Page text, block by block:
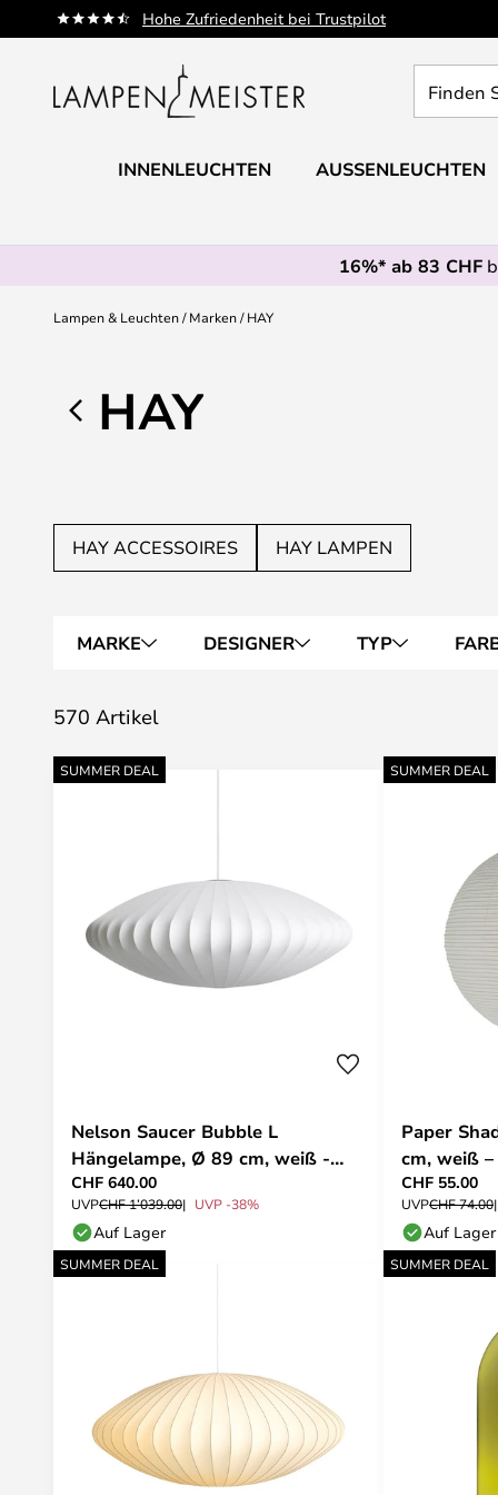
Hohe Zufriedenheit bei Trustpilot
Zum
Inhalt
Sie
Leuchte...
INNENLEUCHTEN AUSSENLEUCHTEN
16%* ab 83 CHF
Lampen & Leuchten Marken HAY
HAY
HAY ACCESSOIRES HAY LAMPEN
MARKE DESIGNER TYP
570 Artikel
SUMMER DEAL
Nelson Saucer Bubble L
Hängelampe, Ø 89 cm, weiß -
HAY
CHF 640.00
UVPCHF 1’039.00 UVP -38%
Auf Lager
SUMMER DEAL
Paper
cm, weiß
CHF 55.00
UVPCHF 74.00
Auf Lager
SUMMER DEAL SUMMER DEAL